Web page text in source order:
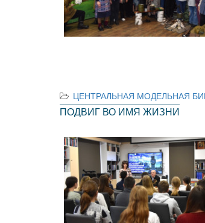
ЦЕНТРАЛЬНАЯ МОДЕЛЬНАЯ
ПОДВИГ ВО ИМЯ ЖИЗНИ